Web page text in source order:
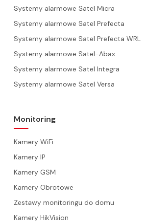
Systemy alarmowe Satel Micra
Systemy alarmowe Satel Prefecta
Systemy alarmowe Satel Prefecta WRL
Systemy alarmowe Satel-Abax
Systemy alarmowe Satel Integra
Systemy alarmowe Satel Versa
Monitoring
Kamery WiFi
Kamery IP
Kamery GSM
Kamery Obrotowe
Zestawy monitoringu do domu
Kamery HikVision